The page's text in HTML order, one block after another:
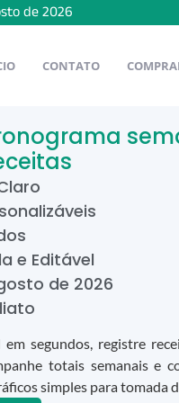
de2026
CONTATO
e Editável
de 2026
segundos, registre
totais semanais e
simples para tomada